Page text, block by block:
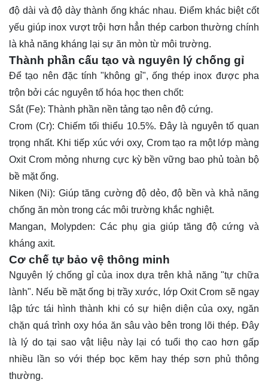
độ dài và độ dày thành ống khác nhau. Điểm khác biệt cốt
yếu giúp inox vượt trội hơn hẳn thép carbon thường chính
là khả năng kháng lại sự ăn mòn từ môi trường.
Thành phần cấu tạo và nguyên lý chống gỉ
Để tạo nên đặc tính "không gỉ", ống thép inox được pha
trộn bởi các nguyên tố hóa học then chốt:
Sắt (Fe): Thành phần nền tảng tạo nên độ cứng.
Crom (Cr): Chiếm tối thiểu 10.5%. Đây là nguyên tố quan
trọng nhất. Khi tiếp xúc với oxy, Crom tạo ra một lớp màng
Oxit Crom mỏng nhưng cực kỳ bền vững bao phủ toàn bộ
bề mặt ống.
Niken (Ni): Giúp tăng cường độ dẻo, độ bền và khả năng
chống ăn mòn trong các môi trường khắc nghiệt.
Mangan, Molypden: Các phụ gia giúp tăng độ cứng và
kháng axit.
Cơ chế tự bảo vệ thông minh
Nguyên lý chống gỉ của inox dựa trên khả năng "tự chữa
lành". Nếu bề mặt ống bị trầy xước, lớp Oxit Crom sẽ ngay
lập tức tái hình thành khi có sự hiện diện của oxy, ngăn
chặn quá trình oxy hóa ăn sâu vào bên trong lõi thép. Đây
là lý do tại sao vật liệu này lại có tuổi thọ cao hơn gấp
nhiều lần so với thép bọc kẽm hay thép sơn phủ thông
thường.